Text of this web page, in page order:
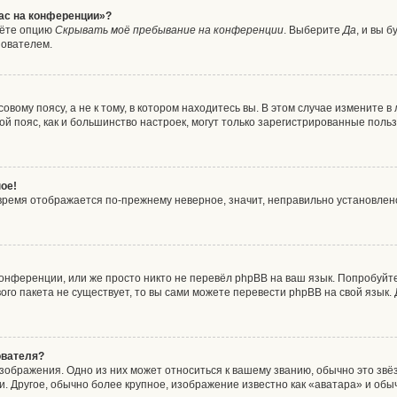
на конференции»?
опцию Скрывать моё пребывание на конференции. ВыберитеДа, и вы
поясу, а не к тому, в котором находитесь вы. В этом случае измените
пояс, как и большинство настроек, могут только зарегистрированные
отображается по-прежнему неверное, значит, неправильно
или же просто никто не перевёл phpBB на ваш язык.
пакета не существует, то вы сами можете перевести phpBB на свой
Одно из них может относиться к вашему званию, обычно это
обычно более крупное, изображение известно как «аватара» и